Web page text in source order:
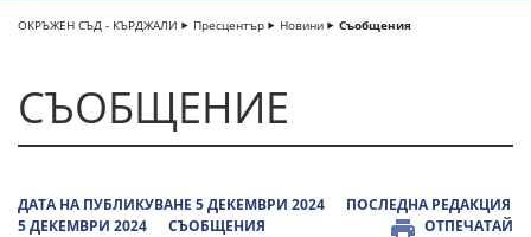
ОКРЪЖЕН СЪД - КЪРДЖАЛИ Пресцентър Новини Съобщения
СЪОБЩЕНИЕ
ДАТА НА ПУБЛИКУВАНЕ 5 ДЕКЕМВРИ 2024
ПОСЛЕДНА РЕДАКЦИЯ
5 ДЕКЕМВРИ 2024
СЪОБЩЕНИЯ ОТПЕЧАТАЙ